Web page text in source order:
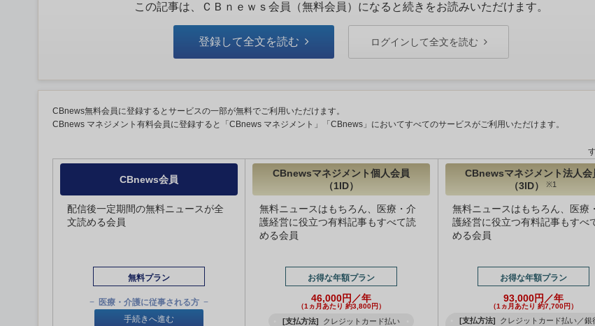
この記事は、ＣＢｎｅｗｓ会員（無料会員）になると続きをお読みいただけます。
登録して全文を読む ログインして全文を読む
CBnews無料会員に登録するとサービスの一部が無料でご利用いただけます。
CBnews マネジメント有料会員に登録すると「CBnews マネジメント」「CBnews」においてすべてのサービスがご利用いただけます。
CBnews会員
配信後一定期間の無料ニュースが全
文読める会員
無料プラン
医療・介護に従事される方
手続きへ進む
CBnewsマネジメント個人会員
（1ID）
無料ニュースはもちろん、医療・介
護経営に役立つ有料記事もすべて読
める会員
お得な年額プラン
46,000円／年
（1ヵ月あたり 約3,800円）
[支払方法] クレジットカード払い
CBnewsマネジメント法人会
（3ID）
※1
無料ニュースはもちろん、医療
護経営に役立つ有料記事もすべ
める会員
お得な年額プラン
93,000円／年
（1ヵ月あたり 約7,700円）
[支払方法]
クレジットカード払い／銀